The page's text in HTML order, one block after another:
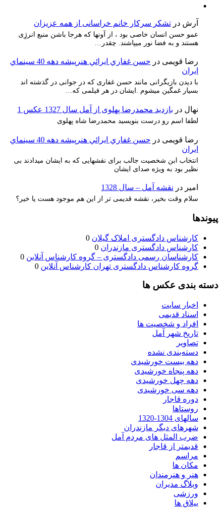
آرش در تشکر سرکار خانم خراسانی از همه عزیزان
عمو حسن انسان خاصی بود ، از آونها که هرجا باشن منبع انرژِی
هستند و به فضا نور میپاشند. چقدر…
رضا قویمی در
حسن غفاري ايرائي هنرپيشه دهه 40 سينماي
ايران
با دیدن بازیگرانی مانند حسن غفاری که در جوانی در گذشته اند
بسیار غمگین میشوم .ایشان در هر فیلمی که…
نهال در بازدید محمدرضا پهلوی از آمل سال 1327 عکس 1
لطفا اسم رو درست بنویسید محمدرضا شاه پهلوی
رضا قویمی در
حسن غفاري ايرائي هنرپيشه دهه 40 سينماي
ايران
انتخاب ابن شخصیت جالب برای نقشهایی که به ایشان میدادند بی
نظیر بود به ویژه صدای ایشان
امیر در نقشه آمل – سال 1328
سلام وقت بخیر، نقشه قدیمی تر از این هم موجود هست یا خیر؟
پیوندها
کارشناس دادگستری املاک گیلان
کارشناس دادگستری مازندران
کارشناسان رسمی دادگستری – گروه کارشناس آنلاین
گروه کارشناس دادگستری تهران کارشناس آنلاین
دسته بندی عکس ها
اخبار سایت
اسناد قدیمی
افراد و شخصیت ها
تاریخ شهر آمل
تصاویر
دسته‌بندی نشده
دهه بیست خورشیدی
دهه پنجاه خورشیدی
دهه چهل خورشیدی
دهه سی خورشیدی
دوره قاجار
روستاها
سالهای 1304-1320
شهرهای دیگر مازندران
ضرب المثل های مردم آمل
قدیمتر از قاجار
مراسم
مکان ها
هنر و هنرمندان
وبلاگ مدیران
ورزشی
ییلاق ها